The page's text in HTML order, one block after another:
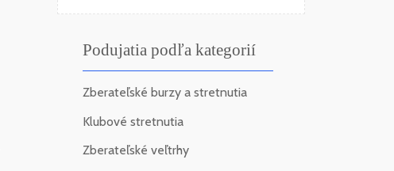
Podujatia podľa kategorií
Zberateľské burzy a stretnutia
Klubové stretnutia
Zberateľské veľtrhy